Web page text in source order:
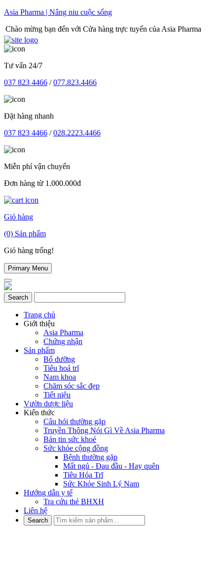
Skip
content
Asia Pharma | Nâng niu cuộc sống
bạn đến với Cửa hàng trực tuyến của Asia Pharma
Tư vấn 24/7
037 823 4466 /077.823.4466
Đặt hàng nhanh
037 823 4466 /028.2223.4466
Miễn phí vận chuyển
Đơn hàng từ 1.000.000đ
Giỏ hàng
(0) Sản phẩm
Giỏ hàng trống!
Primary Menu
Trang chủ
Giới thiệu
Asia Pharma
Chứng nhận
Sản phẩm
Bổ dưỡng
Tiêu hoá trĩ
Nam khoa
Chăm sóc sắc đẹp
Tiết niệu
Vườn dược liệu
Kiến thức
Câu hỏi thường gặp
Truyền Thông Nói Gì Về Asia Pharma
Bản tin sức khoẻ
Sức khỏe cộng đồng
Bệnh thường gặp
Mất ngủ - Đau đầu - Hay quên
Tiêu Hóa Trĩ
Sức Khỏe Sinh Lý Nam
Hướng dẫn y tế
Tra cứu thẻ BHXH
Liên hệ